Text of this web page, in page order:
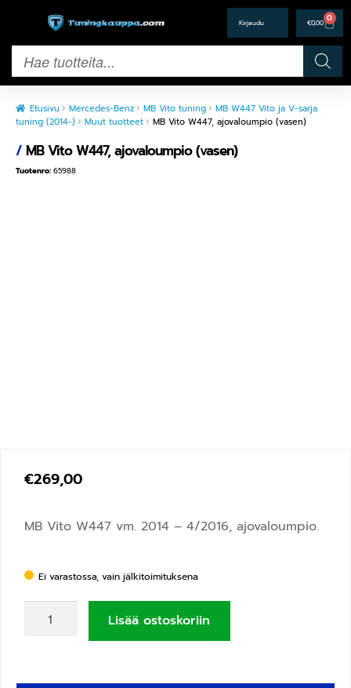
€0,00 0
Etusivu Mercedes-Benz MB Vito tuning
MB W447 Vito ja V-sarja
tuning (2014-)
Muut tuotteet MB Vito W447, ajovaloumpio (vasen)
/MB Vito W447, ajovaloumpio (vasen)
Tuotenro: 65988
€269,00
MB Vito W447 vm. 2014 – 4/2016, ajovaloumpio.
Ei varastossa, vain jälkitoimituksena
Lisää ostoskoriin